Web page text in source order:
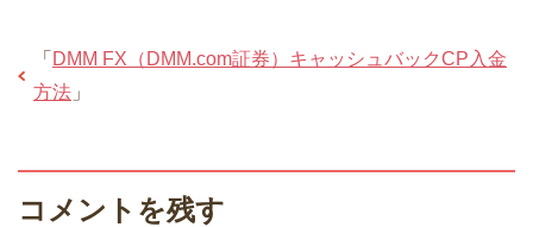
「 DMM FX（DMM.com証券）キャッシュバックCP入金
方法 」
コメントを残す